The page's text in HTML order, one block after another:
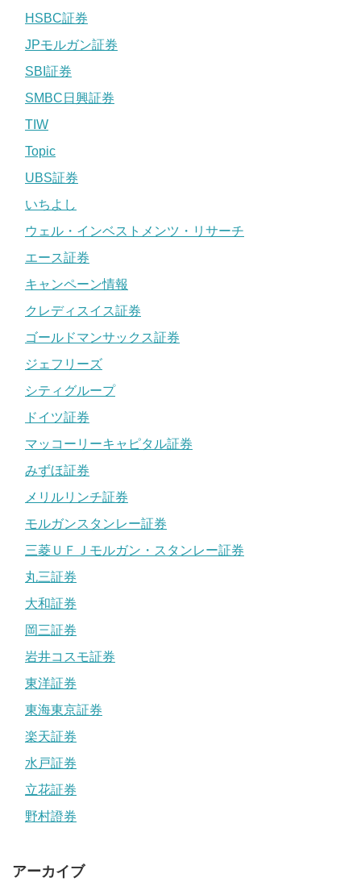
HSBC証券
JPモルガン証券
SBI証券
SMBC日興証券
TIW
Topic
UBS証券
いちよし
ウェル・インベストメンツ・リサーチ
エース証券
キャンペーン情報
クレディスイス証券
ゴールドマンサックス証券
ジェフリーズ
シティグループ
ドイツ証券
マッコーリーキャピタル証券
みずほ証券
メリルリンチ証券
モルガンスタンレー証券
三菱ＵＦＪモルガン・スタンレー証券
丸三証券
大和証券
岡三証券
岩井コスモ証券
東洋証券
東海東京証券
楽天証券
水戸証券
立花証券
野村證券
アーカイブ